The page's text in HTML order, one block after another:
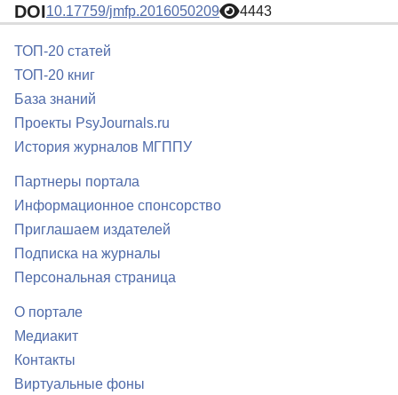
DOI10.17759/jmfp.2016050209 4443
ТОП-20 статей
ТОП-20 книг
База знаний
Проекты PsyJournals.ru
История журналов МГППУ
Партнеры портала
Информационное спонсорство
Приглашаем издателей
Подписка на журналы
Персональная страница
О портале
Медиакит
Контакты
Виртуальные фоны